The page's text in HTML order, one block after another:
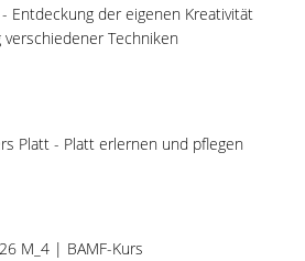
Entdeckung der eigenen Kreativität
Techniken
Platt - Platt erlernen und pflegen
M_4 | BAMF-Kurs